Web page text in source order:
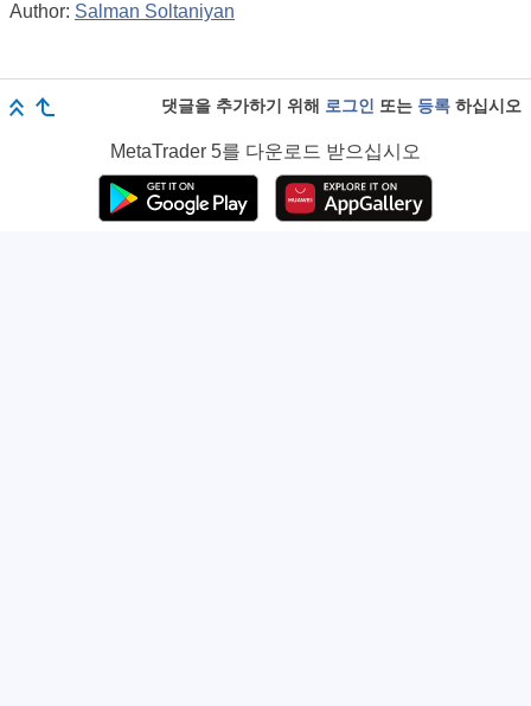
Author: Salman Soltaniyan
댓글을 추가하기 위해 로그인 또는 등록 하십시오
MetaTrader 5를 다운로드 받으십시오